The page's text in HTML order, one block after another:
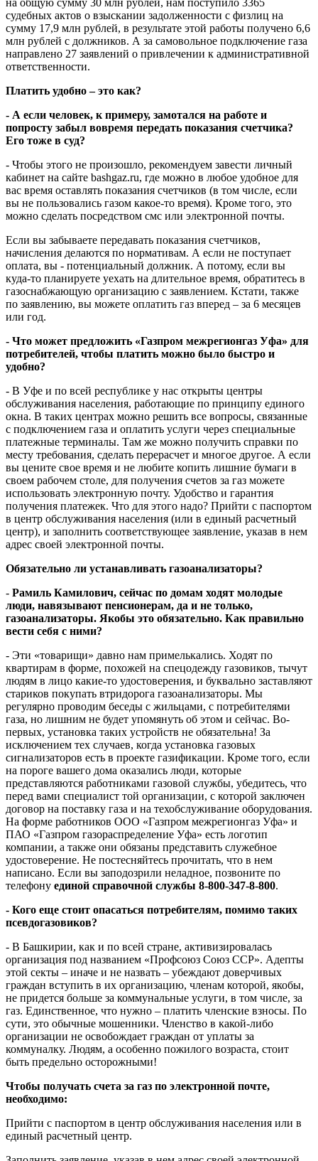
судебных актов о взыскании задолженности с физлиц на
сумму 17,9 млн рублей, в результате этой работы получено 6,6
млн рублей с должников. А за самовольное подключение газа
направлено 27 заявлений о привлечении к административной
ответственности.
Платить удобно – это как?
- А если человек, к примеру, замотался на работе и
попросту забыл вовремя передать показания счетчика?
Его тоже в суд?
- Чтобы этого не произошло, рекомендуем завести личный
кабинет на сайте bashgaz.ru, где можно в любое удобное для
вас время оставлять показания счетчиков (в том числе, если
вы не пользовались газом какое-то время). Кроме того, это
можно сделать посредством смс или электронной почты.
Если вы забываете передавать показания счетчиков,
начисления делаются по нормативам. А если не поступает
оплата, вы - потенциальный должник. А потому, если вы
куда-то планируете уехать на длительное время, обратитесь в
газоснабжающую организацию с заявлением. Кстати, также
по заявлению, вы можете оплатить газ вперед – за 6 месяцев
или год.
- Что может предложить «Газпром межрегионгаз Уфа» для
потребителей, чтобы платить можно было быстро и
удобно?
- В Уфе и по всей республике у нас открыты центры
обслуживания населения, работающие по принципу единого
окна. В таких центрах можно решить все вопросы, связанные
с подключением газа и оплатить услуги через специальные
платежные терминалы. Там же можно получить справки по
месту требования, сделать перерасчет и многое другое. А если
вы цените свое время и не любите копить лишние бумаги в
своем рабочем столе, для получения счетов за газ можете
использовать электронную почту. Удобство и гарантия
получения платежек. Что для этого надо? Прийти с паспортом
в центр обслуживания населения (или в единый расчетный
центр), и заполнить соответствующее заявление, указав в нем
адрес своей электронной почты.
Обязательно ли устанавливать газоанализаторы?
- Рамиль Камилович, сейчас по домам ходят молодые
люди, навязывают пенсионерам, да и не только,
газоанализаторы. Якобы это обязательно. Как правильно
вести себя с ними?
- Эти «товарищи» давно нам примелькались. Ходят по
квартирам в форме, похожей на спецодежду газовиков, тычут
людям в лицо какие-то удостоверения, и буквально заставляют
стариков покупать втридорога газоанализаторы. Мы
регулярно проводим беседы с жильцами, с потребителями
газа, но лишним не будет упомянуть об этом и сейчас. Во-
первых, установка таких устройств не обязательна! За
исключением тех случаев, когда установка газовых
сигнализаторов есть в проекте газификации. Кроме того, если
на пороге вашего дома оказались люди, которые
представляются работниками газовой службы, убедитесь, что
перед вами специалист той организации, с которой заключен
договор на поставку газа и на техобслуживание оборудования.
На форме работников ООО «Газпром межрегионгаз Уфа» и
ПАО «Газпром газораспределение Уфа» есть логотип
компании, а также они обязаны представить служебное
удостоверение. Не постесняйтесь прочитать, что в нем
написано. Если вы заподозрили неладное, позвоните по
телефону единой справочной службы 8-800-347-8-800.
- Кого еще стоит опасаться потребителям, помимо таких
псевдогазовиков?
- В Башкирии, как и по всей стране, активизировалась
организация под названием «Профсоюз Союз ССР». Адепты
этой секты – иначе и не назвать – убеждают доверчивых
граждан вступить в их организацию, членам которой, якобы,
не придется больше за коммунальные услуги, в том числе, за
газ. Единственное, что нужно – платить членские взносы. По
сути, это обычные мошенники. Членство в какой-либо
организации не освобождает граждан от уплаты за
коммуналку. Людям, а особенно пожилого возраста, стоит
быть предельно осторожными!
Чтобы получать счета за газ по электронной почте,
необходимо:
Прийти с паспортом в центр обслуживания населения или в
единый расчетный центр.